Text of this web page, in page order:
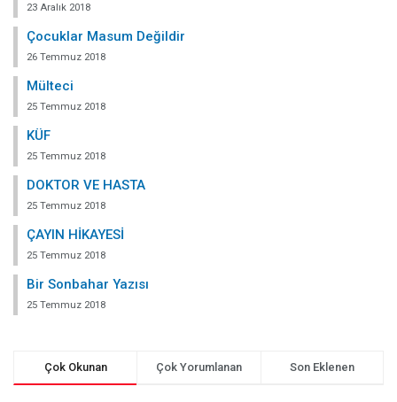
23 Aralık 2018
Çocuklar Masum Değildir
26 Temmuz 2018
Mülteci
25 Temmuz 2018
KÜF
25 Temmuz 2018
DOKTOR VE HASTA
25 Temmuz 2018
ÇAYIN HİKAYESİ
25 Temmuz 2018
Bir Sonbahar Yazısı
25 Temmuz 2018
Çok Okunan Çok Yorumlanan Son Eklenen